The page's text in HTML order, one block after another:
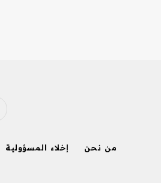
من نحن إخلاء المسؤولية